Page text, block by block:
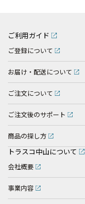
ご利用ガイド
ご登録について
お届け・配送について
ご注文について
ご注文後のサポート
商品の探し方
トラスコ中山について
会社概要
事業内容